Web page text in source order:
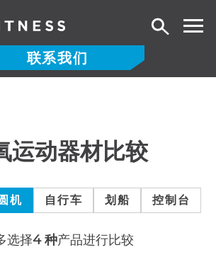
联系我们
搜
运动器材比较
机 自行车 划船 控制台
选择4 种产品进行比较